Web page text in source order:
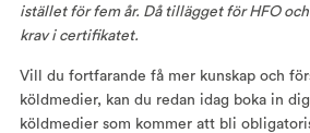
istället för fem år. Då tillägget för HFO och
krav i certifikatet.
Vill du fortfarande få mer kunskap och
köldmedier, kan du redan idag boka in
köldmedier som kommer att bli